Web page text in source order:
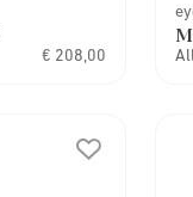
€ 208,00